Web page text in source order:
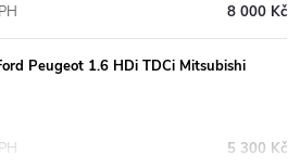
8 000 Kč
Peugeot 1.6 HDi TDCi Mitsubishi
5 300 Kč